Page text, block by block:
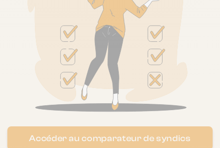
Accéder au comparateur de syndics